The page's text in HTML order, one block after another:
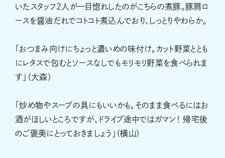
いたスタッフ2人が一目惚れしたのがこちらの煮豚。豚肩ロ
ースを醤油だれでコトコト煮込んでおり、しっとりやわらか。
「おつまみ向けにちょっと濃いめの味付け。カット野菜ととも
にレタスで包むとソースなしでもモリモリ野菜を食べられま
す」（大森）
「炒め物やスープの具にもいいかも。そのまま食べるにはお
酒がほしいところですが、ドライブ途中ではガマン！ 帰宅後
のご褒美にとっておきましょう」（横山）